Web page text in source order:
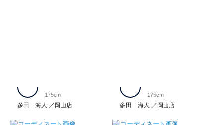
多田 海人 岡山店
175cm
多田 海人 岡山店
175cm